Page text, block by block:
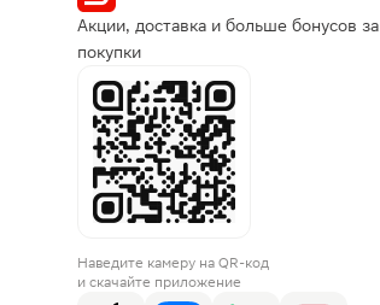
Акции, доставка и больше бонусов за
покупки
Наведите камеру на QR-код
и скачайте приложение